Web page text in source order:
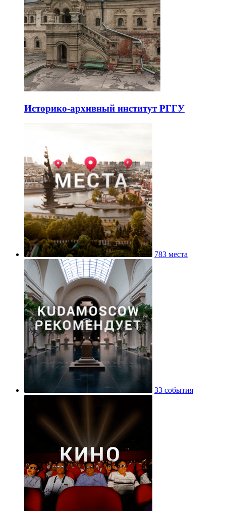
Историко-архивный институт РГГУ
783 места
33 события